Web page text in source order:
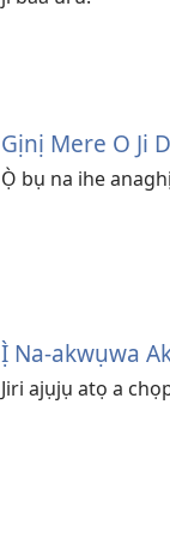
Gịnị Mere O Ji
Ọ̀ bụ na ihe
Ị̀ Na-akwụwa
Jiri ajụjụ atọ a